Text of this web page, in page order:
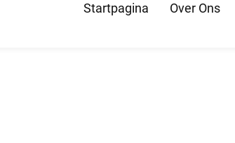
Startpagina Over Ons